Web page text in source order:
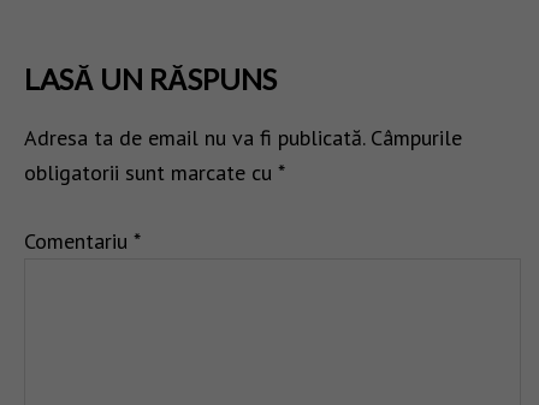
LASĂ UN RĂSPUNS
Adresa ta de email nu va fi publicată. Câmpurile
obligatorii sunt marcate cu *
Comentariu *